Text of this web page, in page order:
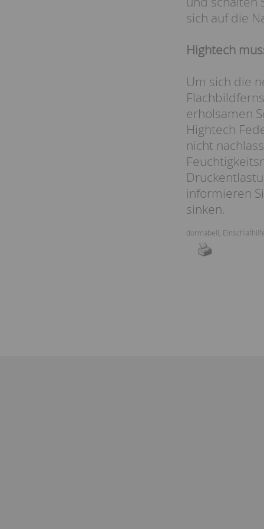
sich auf die
Hightech
Um sich die
erholsamen
Hightech
nicht
informieren
sinken.
dormabell